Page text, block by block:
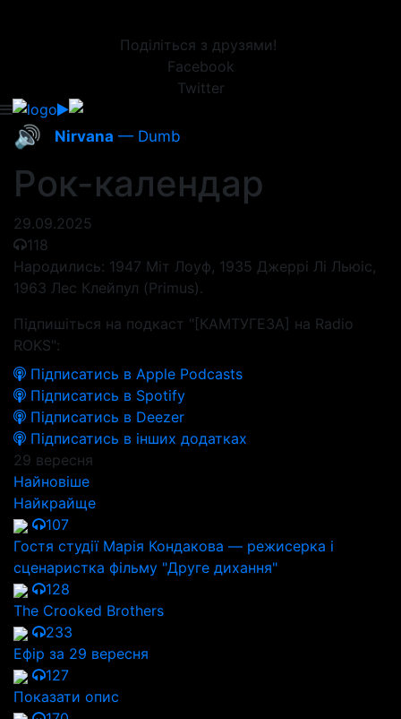
Поділіться з друзями!
Facebook
Twitter
🔊 Nirvana — Dumb
Рок-календар
29.09.2025
118
Народились: 1947 Міт Лоуф, 1935 Джеррі Лі Льюіс,
1963 Лес Клейпул (Primus).
Підпишіться на подкаст "[КАМТУГЕЗА] на Radio
ROKS":
Підписатись в Apple Podcasts
Підписатись в Spotify
Підписатись в Deezer
Підписатись в інших додатках
29 вересня
Найновіше
Найкрайще
107
Гостя студії Марія Кондакова — режисерка і
сценаристка фільму "Друге дихання"
128
The Crooked Brothers
233
Ефір за 29 вересня
127
Показати опис